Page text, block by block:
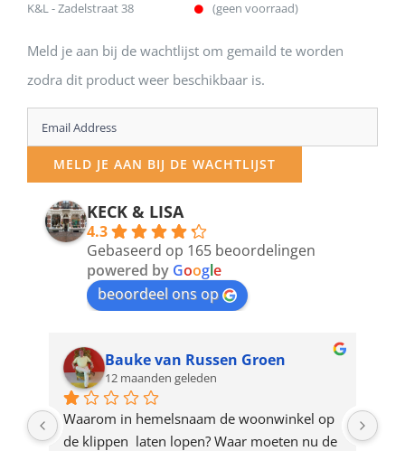
K&L - Zadelstraat 38 (geen voorraad)
Meld je aan bij de wachtlijst om gemaild te worden
zodra dit product weer beschikbaar is.
Enter
your
email
address
product
MELD JE AAN BIJ DE WACHTLIJST
KECK & LISA
4.3
Gebaseerd op 165 beoordelingen
powered by Google
beoordeel ons op
Bauke van Russen Groen
12 maanden geleden
Waarom in hemelsnaam de woonwinkel op
de klippen  laten lopen? Waar moeten nu de